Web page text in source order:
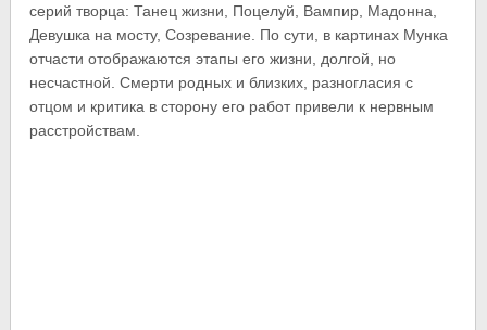
серий творца: Танец жизни, Поцелуй, Вампир, Мадонна,
Девушка на мосту, Созревание. По сути, в картинах Мунка
отчасти отображаются этапы его жизни, долгой, но
несчастной. Смерти родных и близких, разногласия с
отцом и критика в сторону его работ привели к нервным
расстройствам.